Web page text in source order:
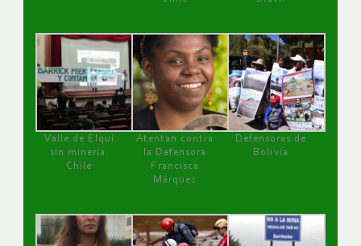
Valle de Elqui
sin minería.
Chile
Atentan contra
la Defensora
Francisca
Márquez
Defensoras de
Bolivia